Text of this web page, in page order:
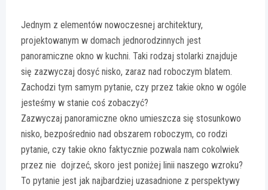
Jednym z elementów nowoczesnej architektury,
projektowanym w domach jednorodzinnych jest
panoramiczne okno w kuchni. Taki rodzaj stolarki znajduje
się zazwyczaj dosyć nisko, zaraz nad roboczym blatem.
Zachodzi tym samym pytanie, czy przez takie okno w ogóle
jesteśmy w stanie coś zobaczyć?
Zazwyczaj panoramiczne okno umieszcza się stosunkowo
nisko, bezpośrednio nad obszarem roboczym, co rodzi
pytanie, czy takie okno faktycznie pozwala nam cokolwiek
przez nie dojrzeć, skoro jest poniżej linii naszego wzroku?
To pytanie jest jak najbardziej uzasadnione z perspektywy